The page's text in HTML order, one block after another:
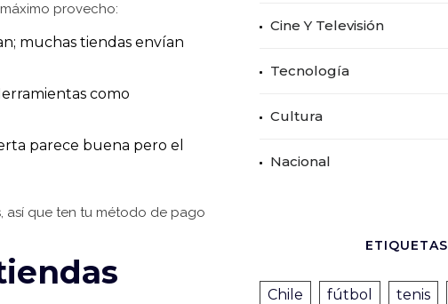
provecho:
muchas tiendas envían
como
parece buena pero el
así que ten tu método de pago
Cine Y Televisión
Tecnología
Cultura
Nacional
ETIQUETAS
Chile fútbol tenis